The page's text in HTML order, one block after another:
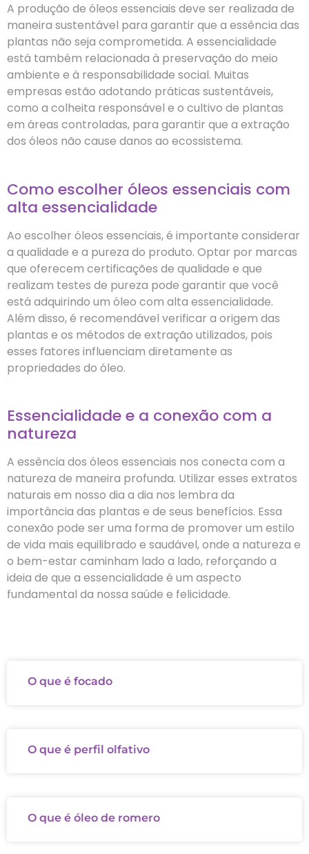
A produção de óleos essenciais deve ser realizada de
maneira sustentável para garantir que a essência das
plantas não seja comprometida. A essencialidade
está também relacionada à preservação do meio
ambiente e à responsabilidade social. Muitas
empresas estão adotando práticas sustentáveis,
como a colheita responsável e o cultivo de plantas
em áreas controladas, para garantir que a extração
dos óleos não cause danos ao ecossistema.
Como escolher óleos essenciais com
alta essencialidade
Ao escolher óleos essenciais, é importante considerar
a qualidade e a pureza do produto. Optar por marcas
que oferecem certificações de qualidade e que
realizam testes de pureza pode garantir que você
está adquirindo um óleo com alta essencialidade.
Além disso, é recomendável verificar a origem das
plantas e os métodos de extração utilizados, pois
esses fatores influenciam diretamente as
propriedades do óleo.
Essencialidade e a conexão com a
natureza
A essência dos óleos essenciais nos conecta com a
natureza de maneira profunda. Utilizar esses extratos
naturais em nosso dia a dia nos lembra da
importância das plantas e de seus benefícios. Essa
conexão pode ser uma forma de promover um estilo
de vida mais equilibrado e saudável, onde a natureza e
o bem-estar caminham lado a lado, reforçando a
ideia de que a essencialidade é um aspecto
fundamental da nossa saúde e felicidade.
O que é focado
O que é perfil olfativo
O que é óleo de romero